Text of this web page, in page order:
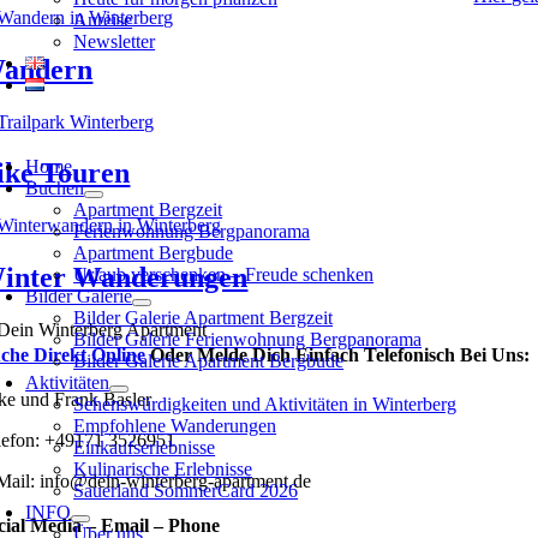
Anreise
Newsletter
Home
Buchen
Apartment Bergzeit
Ferienwohnung Bergpanorama
Apartment Bergbude
Urlaub verschenken – Freude schenken
Bilder Galerie
Bilder Galerie Apartment Bergzeit
Bilder Galerie Ferienwohnung Bergpanorama
Bilder Galerie Apartment Bergbude
Aktivitäten
Sehenswürdigkeiten und Aktivitäten in Winterberg
Empfohlene Wanderungen
Einkaufserlebnisse
Kulinarische Erlebnisse
Sauerland SommerCard 2026
INFO
Über uns
Touren
Wanderungen
Direkt OnlineOder Melde Dich Einfach Telefonisch Bei Uns:
und Frank Basler
+49171 3526951
info@dein-winterberg-apartment.de
Media – Email – Phone